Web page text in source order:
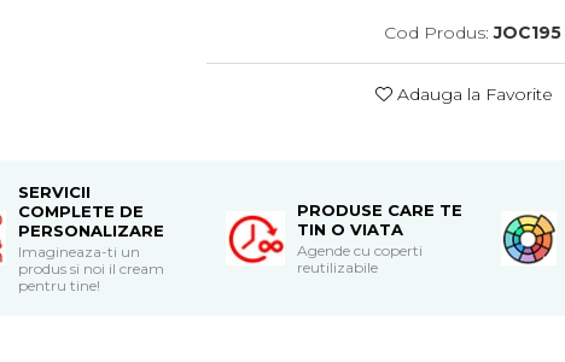
Cod Produs: JOC195
Adauga la Favorite
SERVICII
COMPLETE DE
PERSONALIZARE
Imagineaza-ti un
produs si noi il cream
pentru tine!
PRODUSE CARE TE
TIN O VIATA
Agende cu coperti
reutilizabile